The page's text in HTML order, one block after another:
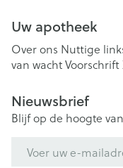
Uw apotheek
Over ons Nuttige
van wachtVoorschrift
Nieuwsbrief
Blijf op de hoogte